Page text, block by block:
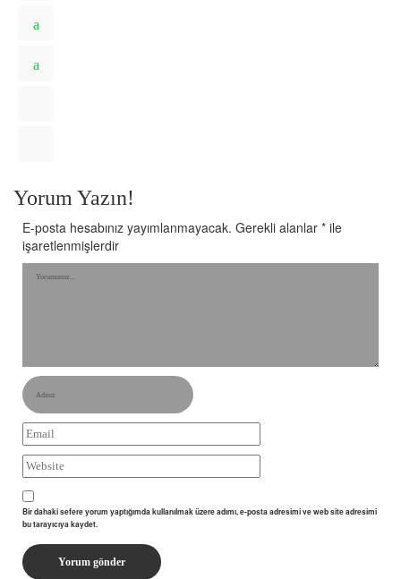
Yorum Yazın!
E-posta hesabınız yayımlanmayacak. Gerekli alanlar * ile
işaretlenmişlerdir
Bir dahaki sefere yorum yaptığımda kullanılmak üzere adımı, e-posta adresimi ve web site adresimi
bu tarayıcıya kaydet.